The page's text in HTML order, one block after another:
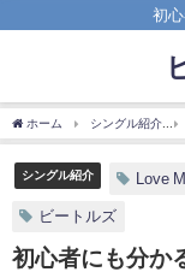
初
ホーム シングル紹介
シングル紹介 Love
ビートルズ
初心者にも分か